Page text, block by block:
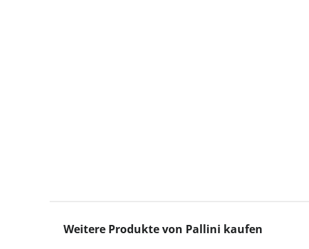
Produktgalerie überspringen
Weitere Produkte von Pallini kaufen